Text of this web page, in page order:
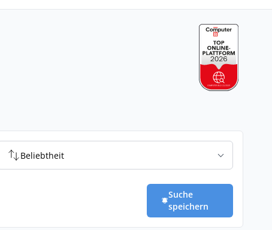
Beliebtheit
Suche
speichern